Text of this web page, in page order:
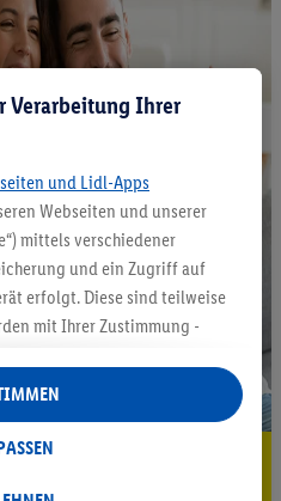
Verarbeitung Ihrer
und Lidl-Apps
Webseiten und unserer
mittels verschiedener
und ein Zugriff auf
erfolgt. Diese sind teilweise
mit Ihrer Zustimmung -
mit dem IAB TCF
Werbung